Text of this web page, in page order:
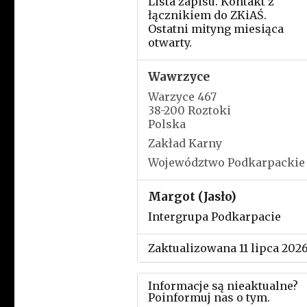
łącznikiem do ZKiAŚ.
Ostatni mityng miesiąca
otwarty.
Wawrzyce
Warzyce 467
38-200 Roztoki
Polska
Zakład Karny
Województwo Podkarpackie
Margot (Jasło)
Intergrupa Podkarpacie
Zaktualizowana 11 lipca
Informacje są nieaktualne?
Poinformuj nas o tym.